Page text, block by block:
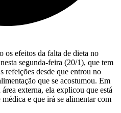
os efeitos da falta de dieta no
segunda-feira (20/1), que tem
refeições desde que entrou no
que se acostumou. Em
externa, ela explicou que está
e que irá se alimentar com